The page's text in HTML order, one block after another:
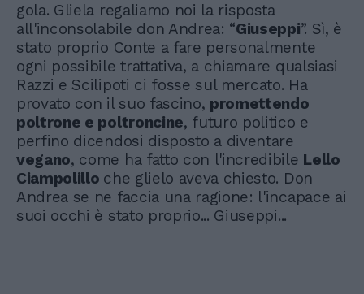
gola. Gliela regaliamo noi la risposta
all'inconsolabile don Andrea: “Giuseppi”. Sì, è
stato proprio Conte a fare personalmente
ogni possibile trattativa, a chiamare qualsiasi
Razzi e Scilipoti ci fosse sul mercato. Ha
provato con il suo fascino, promettendo
poltrone e poltroncine, futuro politico e
perfino dicendosi disposto a diventare
vegano, come ha fatto con l'incredibile Lello
Ciampolillo che glielo aveva chiesto. Don
Andrea se ne faccia una ragione: l'incapace ai
suoi occhi è stato proprio... Giuseppi...